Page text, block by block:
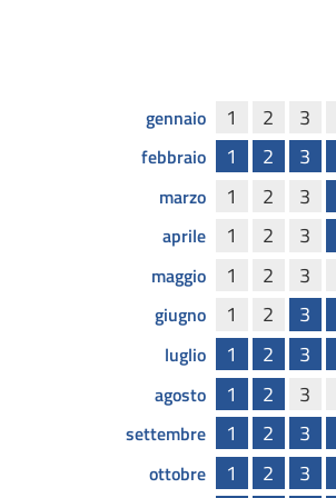
gennaio 1 2 3
febbraio 1 2 3
marzo 1 2 3
aprile 1 2 3
maggio 1 2 3
giugno 1 2 3
luglio 1 2 3
agosto 1 2 3
settembre 1 2 3
ottobre 1 2 3